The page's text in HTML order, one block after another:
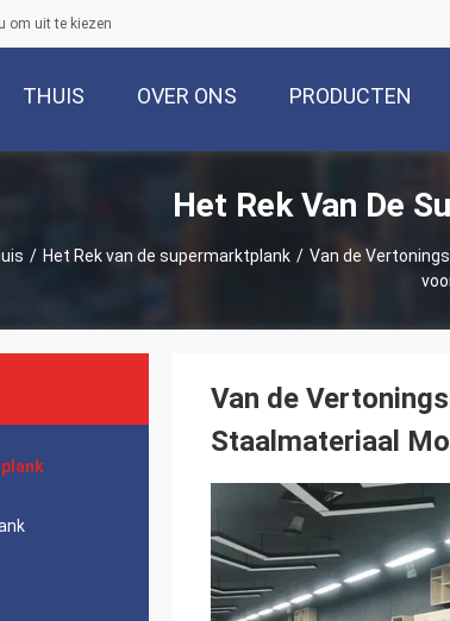
om uit te kiezen
THUIS OVER ONS PRODUCTEN
Het Rek Van De
/ Het Rek van de supermarktplank / Van de
Van de
Staalmateriaal